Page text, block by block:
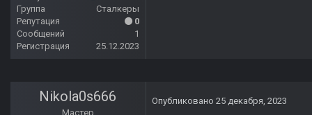
Группа
Сталкеры
Репутация
0
Сообщений
1
Регистрация
25.12.2023
Nikola0s666
Мастер
Опубликовано 25 декабря, 2023